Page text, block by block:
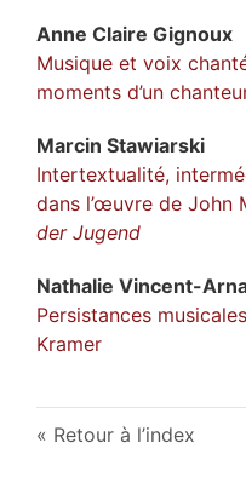
Anne Claire Gignoux
Musique et voix
moments d’un
Marcin Stawiarski
Intertextualité,
dans l’œuvre de John
der Jugend
Nathalie Vincent-
Persistances
Kramer
Retour à l’index